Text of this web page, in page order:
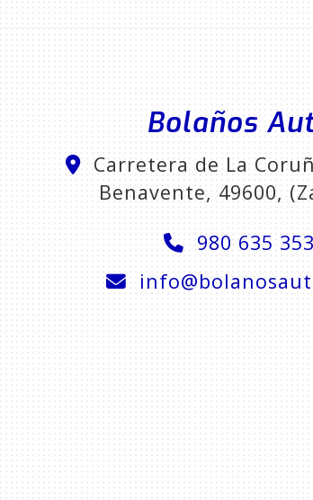
Bolaños
Carretera de La
Benavente, 49600,
980 635 353
info